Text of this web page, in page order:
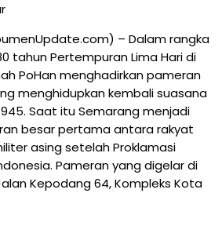
– Dalam rangka
tahun Pertempuran Lima Hari di
PoHan menghadirkan pameran
menghidupkan kembali suasana
Saat itu Semarang menjadi
besar pertama antara rakyat
asing setelah Proklamasi
Pameran yang digelar di
Kepodang 64, Kompleks Kota